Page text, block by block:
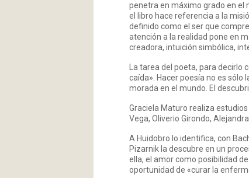
penetra en máximo grado en el
el libro hace referencia a la
definido como el ser que
atención a la realidad pone en
creadora, intuición simbólica,
La tarea del poeta, para decirlo
caída». Hacer poesía no es sólo
morada en el mundo. El
Graciela Maturo realiza
Vega, Oliverio Girondo,
A Huidobro lo identifica, con
Pizarnik la descubre en un
ella, el amor como posibilidad
oportunidad de «curar la